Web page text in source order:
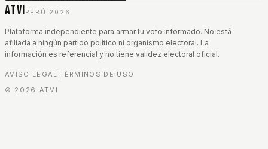
ATVI PERÚ 2026
Plataforma independiente para armar tu voto informado. No está
afiliada a ningún partido político ni organismo electoral. La
información es referencial y no tiene validez electoral oficial.
AVISO LEGAL TÉRMINOS DE USO
© 2026 ATVI